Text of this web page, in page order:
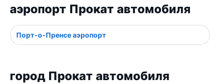
аэропорт Прокат автомобиля
Порт-о-Пренсe аэропорт
город Прокат автомобиля